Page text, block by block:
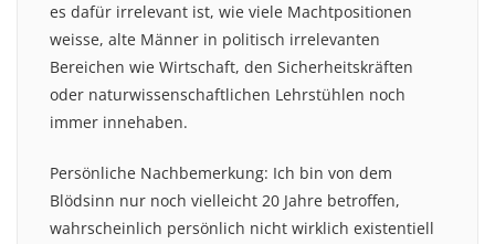
es dafür irrelevant ist, wie viele Machtpositionen
weisse, alte Männer in politisch irrelevanten
Bereichen wie Wirtschaft, den Sicherheitskräften
oder naturwissenschaftlichen Lehrstühlen noch
immer innehaben.
Persönliche Nachbemerkung: Ich bin von dem
Blödsinn nur noch vielleicht 20 Jahre betroffen,
wahrscheinlich persönlich nicht wirklich existentiell